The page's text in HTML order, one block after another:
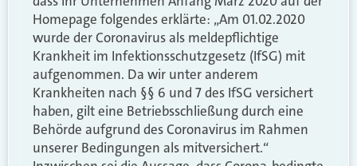
Homepage folgendes erklärte: „Am 01.02.2020
wurde der Coronavirus als meldepflichtige
Krankheit im Infektionsschutzgesetz (IfSG) mit
aufgenommen. Da wir unter anderem
Krankheiten nach §§ 6 und 7 des IfSG versichert
haben, gilt eine Betriebsschließung durch eine
Behörde aufgrund des Coronavirus im Rahmen
unserer Bedingungen als mitversichert.“